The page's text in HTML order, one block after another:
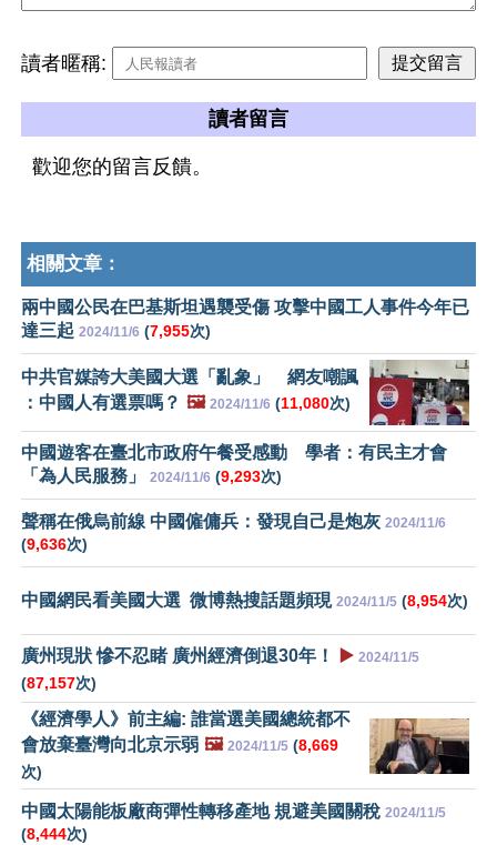
讀者暱稱:
讀者留言
歡迎您的留言反饋。
相關文章：
兩中國公民在巴基斯坦遇襲受傷 攻擊中國工人事件今年已
達三起 2024/11/6 (7,955次)
中共官媒誇大美國大選「亂象」 網友嘲諷
：中國人有選票嗎？ 🖼️ 2024/11/6 (11,080次)
中國遊客在臺北市政府午餐受感動 學者：有民主才會
「為人民服務」
2024/11/6 (9,293次)
聲稱在俄烏前線 中國僱傭兵：發現自己是炮灰 2024/11/6
(9,636次)
中國網民看美國大選 微博熱搜話題頻現 2024/11/5 (8,954次)
廣州現狀 慘不忍睹 廣州經濟倒退30年！ ▶️ 2024/11/5
(87,157次)
《經濟學人》前主編: 誰當選美國總統都不
會放棄臺灣向北京示弱 🖼️ 2024/11/5 (8,669
次)
中國太陽能板廠商彈性轉移產地 規避美國關稅 2024/11/5
(8,444次)